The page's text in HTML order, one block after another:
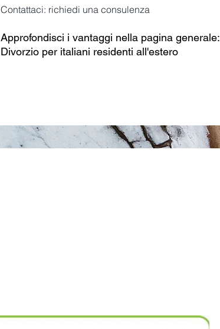
Contattaci: richiedi una consulenza
Approfondisci i vantaggi nella pagina generale:
Divorzio per italiani residenti all'estero